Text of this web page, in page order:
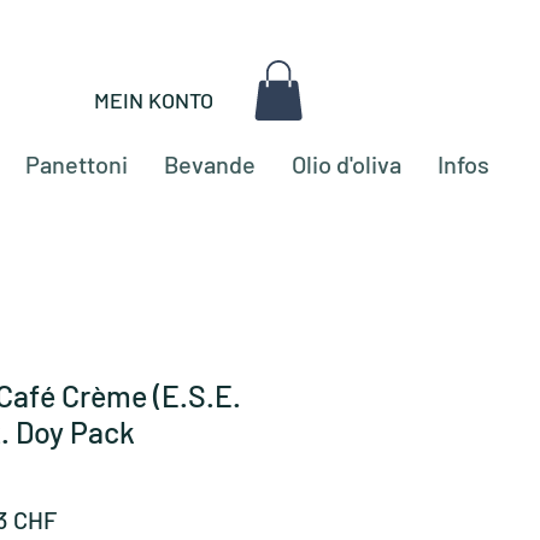
MEIN KONTO
Panettoni Bevande Olio d'oliva Infos
Crème (E.S.E.
Doy Pack
CHFPrezzo